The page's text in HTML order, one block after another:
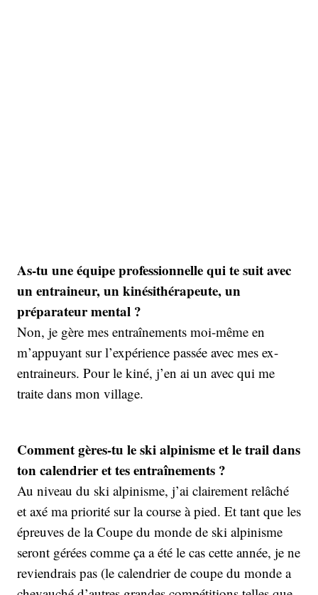
As-tu une équipe professionnelle qui te suit avec
un entraineur, un kinésithérapeute, un
préparateur mental ?
Non, je gère mes entraînements moi-même en
m’appuyant sur l’expérience passée avec mes ex-
entraineurs. Pour le kiné, j’en ai un avec qui me
traite dans mon village.
Comment gères-tu le ski alpinisme et le trail dans
ton calendrier et tes entraînements ?
Au niveau du ski alpinisme, j’ai clairement relâché
et axé ma priorité sur la course à pied. Et tant que les
épreuves de la Coupe du monde de ski alpinisme
seront gérées comme ça a été le cas cette année, je ne
reviendrais pas (le calendrier de coupe du monde a